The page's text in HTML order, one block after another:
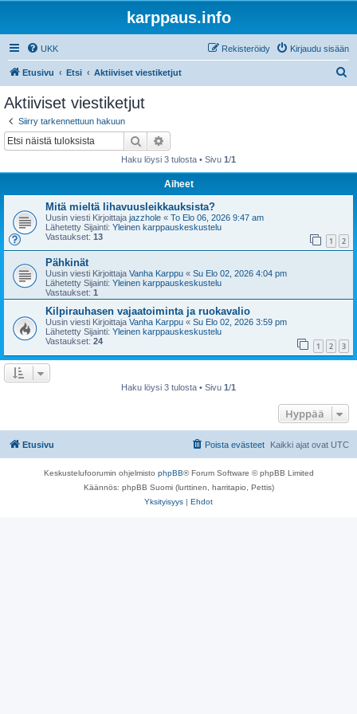
karppaus.info
UKK Kirjaudu sisään
Rekisteröidy
Etusivu Etsi Aktiiviset viestiketjut
Aktiiviset viestiketjut
Siirry tarkennettuun hakuun
Etsi
Haku löysi 3 tulosta • Sivu 1/1
Aiheet
Mitä mieltä lihavuusleikkauksista?
Uusin viesti Kirjoittaja jazzhole « To Elo 06, 2026 9:47 am
Lähetetty Sijainti: Yleinen karppauskeskustelu
Vastaukset: 13 1 2
Pähkinät
Uusin viesti Kirjoittaja Vanha Karppu « Su Elo 02, 2026 4:04 pm
Lähetetty Sijainti: Yleinen karppauskeskustelu
Vastaukset: 1
Kilpirauhasen vajaatoiminta ja ruokavalio
Uusin viesti Kirjoittaja Vanha Karppu « Su Elo 02, 2026 3:59 pm
Lähetetty Sijainti: Yleinen karppauskeskustelu
Vastaukset: 24 1 2 3
Haku löysi 3 tulosta • Sivu 1/1
Hyppää
Etusivu Kaikki ajat ovat UTC
Poista evästeet
Keskustelufoorumin ohjelmisto phpBB® Forum Software © phpBB Limited
Käännös: phpBB Suomi (lurttinen, harritapio, Pettis)
Yksityisyys | Ehdot